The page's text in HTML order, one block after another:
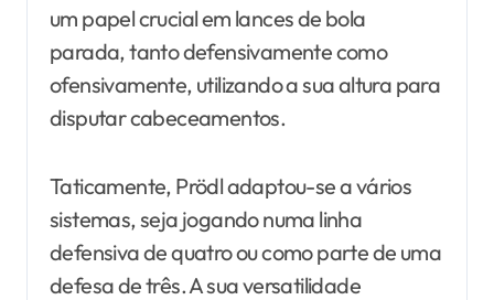
um papel crucial em lances de bola
parada, tanto defensivamente como
ofensivamente, utilizando a sua altura para
disputar cabeceamentos.
Taticamente, Prödl adaptou-se a vários
sistemas, seja jogando numa linha
defensiva de quatro ou como parte de uma
defesa de três. A sua versatilidade